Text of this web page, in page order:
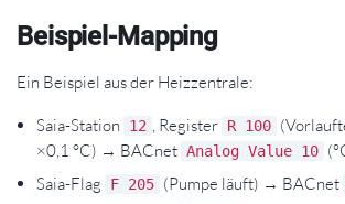
Beispiel-Mapping
Ein Beispiel aus der Heizzentrale:
Saia-Station 12 , Register R 100
×0,1 °C) → BACnet Analog Value 10
Saia-Flag
F 205 (Pumpe läuft) → BACnet